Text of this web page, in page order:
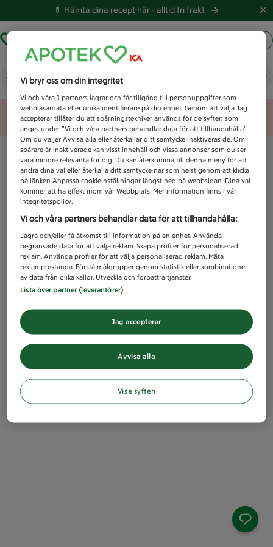
💊 Hämta dina recept här -alltid fri frakt
Vad letar du efter idag?
Unknown error
Vi bryr oss om din integritet
Vi och våra1 partners lagrar och får tillgång till personuppgifter som
webbläsardata eller unika identifierare på din enhet. Genom att välja Jag
accepterar tillåter du att spårningstekniker används för de syften som
anges under ”Vi och våra partners behandlar data för att tillhandahålla”.
Om du väljer Avvisa alla eller återkallar ditt samtycke inaktiveras de. Om
spårare är inaktiverade kan visst innehåll och vissa annonser som du ser
vara mindre relevanta för dig. Du kan återkomma till denna meny för att
ändra dina val eller återkalla ditt samtycke när som helst genom att klicka
på länken Anpassa cookieinställningar längst ned på webbsidan. Dina val
kommer att ha effekt inom vår Webbplats. Mer information finns i vår
integritetspolicy.
Vi och våra partners behandlar data för att tillhandahålla:
Lagra och/eller få åtkomst till information på en enhet. Använda
begränsade data för att välja reklam. Skapa profiler för personaliserad
reklam. Använda profiler för att välja personaliserad reklam. Mäta
reklamprestanda. Förstå målgrupper genom statistik eller kombinationer
av data från olika källor. Utveckla och förbättra tjänster.
Lista över partner (leverantörer)
Avvisa alla
Jag accepterar
Visa syften